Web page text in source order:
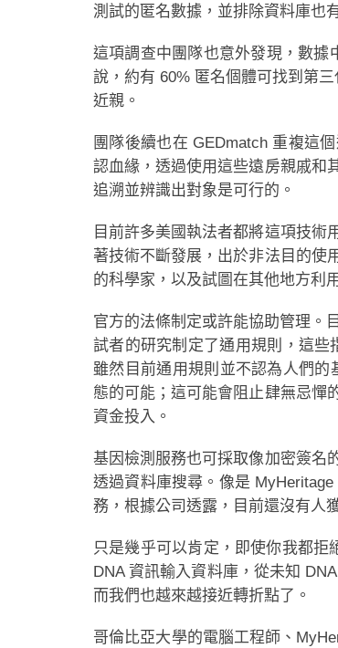
測試的匿名數據，並排除資料庫也
這項調查中團隊也意外發現，數據
說，約有 60% 匿名個體可找到第
近親。
團隊後續也在 GEDmatch 重複這
認血緣，透過使用這些遠房親戚和
追溯並辨識出對象是可行的。
目前許多美國執法者都將這項技術
著技術不斷發展，出於非法目的使
的科學家，以及試圖在其他地方利
官方的法條制定或許能協助管理。
試者的研究制定了通用規則，這些
雖然目前通用規則並不認為人們
態的可能；這可能會阻止肆無忌憚
資金投入。
基因檢測服務也可採取像加密簽名
透過資料庫搜尋。像是
務，根據公司透露，目前還沒有人
只是幾乎可以肯定，即使你我都拒
DNA 資訊輸入資料庫，從未知
而我們也越來越接近轉折點了。
哥倫比亞大學的電腦工程師、